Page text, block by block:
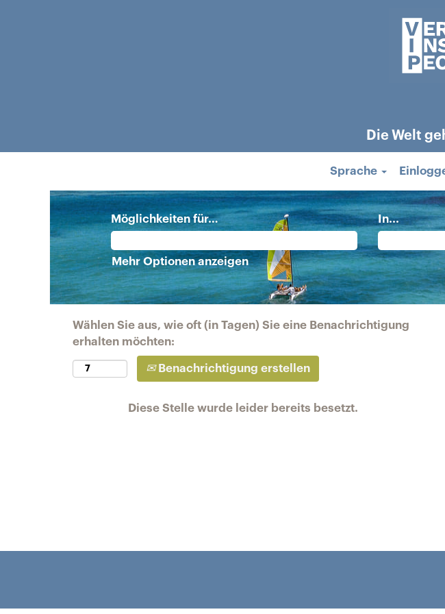
Die Welt
Sprache
Möglichkeiten für… In...
Mehr Optionen anzeigen
Wählen Sie aus, wie oft (in Tagen) Sie eine Benachrichtigung
erhalten möchten:
Benachrichtigung erstellen
Diese Stelle wurde leider bereits besetzt.